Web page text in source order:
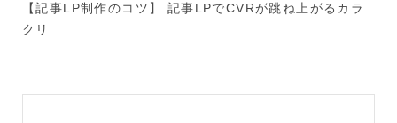
【記事LP制作のコツ】 記事LPでCVRが跳ね上がるカラ
クリ